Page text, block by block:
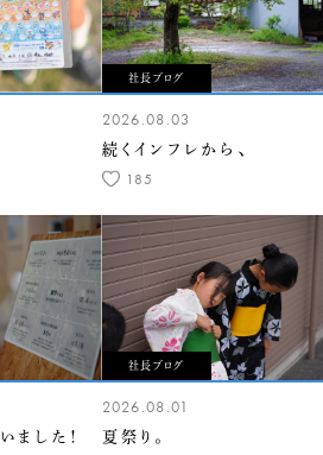
社長ブログ
2026.08.03
続くインフレから、
185
ました！
社長ブログ
2026.08.01
夏祭り。